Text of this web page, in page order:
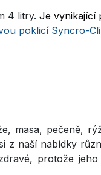
4 litry. Je vynikající
poklicí Syncro-
masa, pečeně,
z naší nabídky
protože